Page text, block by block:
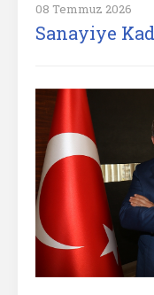
08 Temmuz 2026
Sanayiye